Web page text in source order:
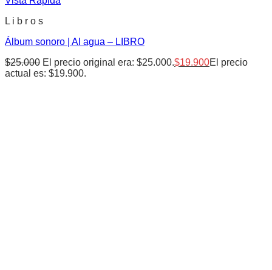
L i b r o s
Álbum sonoro | Al agua – LIBRO
$25.000 El precio original era: $25.000.$19.900El precio
actual es: $19.900.